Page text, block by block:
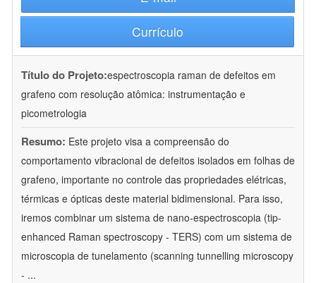
Currículo
Título do Projeto:espectroscopia raman de defeitos em
grafeno com resolução atômica: instrumentação e
picometrologia
Resumo: Este projeto visa a compreensão do
comportamento vibracional de defeitos isolados em folhas de
grafeno, importante no controle das propriedades elétricas,
térmicas e ópticas deste material bidimensional. Para isso,
iremos combinar um sistema de nano-espectroscopia (tip-
enhanced Raman spectroscopy - TERS) com um sistema de
microscopia de tunelamento (scanning tunnelling microscopy
- ...